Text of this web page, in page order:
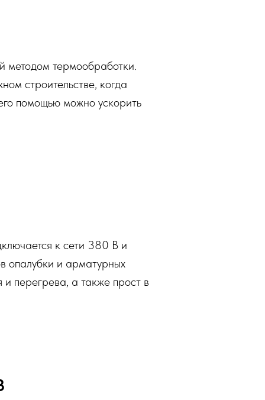
методом термообработки.
строительстве, когда
помощью можно ускорить
к сети 380 В и
опалубки и арматурных
и перегрева, а также прост в